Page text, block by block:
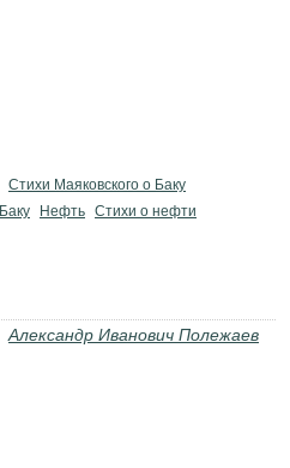
Стихи Маяковского о Баку
Баку Нефть Стихи о нефти
Александр Иванович Полежаев